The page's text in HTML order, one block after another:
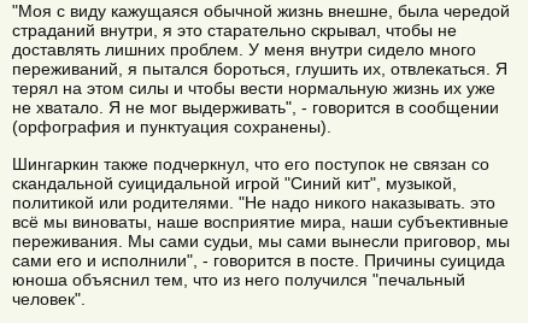
"Моя с виду кажущаяся обычной жизнь внешне, была чередой
страданий внутри, я это старательно скрывал, чтобы не
доставлять лишних проблем. У меня внутри сидело много
переживаний, я пытался бороться, глушить их, отвлекаться. Я
терял на этом силы и чтобы вести нормальную жизнь их уже
не хватало. Я не мог выдерживать", - говорится в сообщении
(орфография и пунктуация сохранены).
Шингаркин также подчеркнул, что его поступок не связан со
скандальной суицидальной игрой "Синий кит", музыкой,
политикой или родителями. "Не надо никого наказывать. это
всё мы виноваты, наше восприятие мира, наши субъективные
переживания. Мы сами судьи, мы сами вынесли приговор, мы
сами его и исполнили", - говорится в посте. Причины суицида
юноша объяснил тем, что из него получился "печальный
человек".